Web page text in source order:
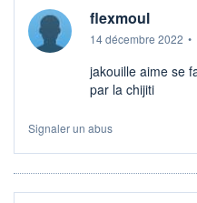
flexmoul
14 décembre 2022 •
jakouille aime se
par la chijiti
Signaler un abus